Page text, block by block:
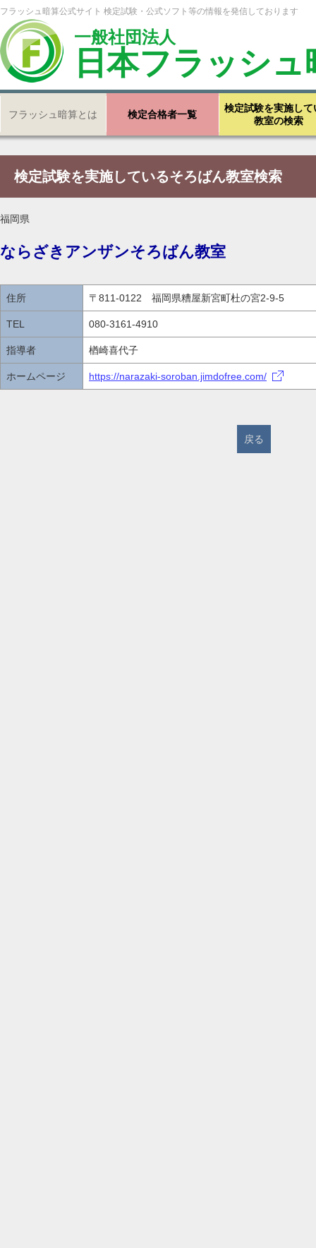
フラッシュ暗算公式サイト 検定試験・公式ソフト等の情報を発信しております
一般社団法人
日本フラッシ
フラッシュ暗算とは 検定合格者一覧
検定試験を実施して
教室の検索
検定試験を実施しているそろばん教室検索
福岡県
ならざきアンザンそろばん教室
住所 〒811-0122 福岡県糟屋新宮町杜の宮2-9-5
TEL 080-3161-4910
指導者 楢崎喜代子
ホームページ https://narazaki-soroban.jimdofree.com/
戻る